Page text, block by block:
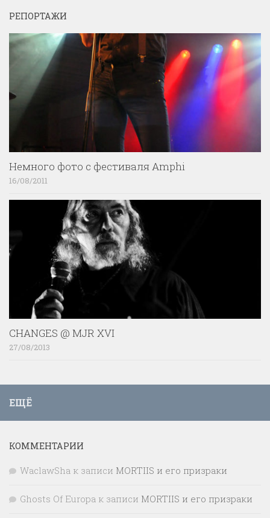
РЕПОРТАЖИ
Немного фото с фестиваля Amphi
16/08/2011
CHANGES @ MJR XVI
27/08/2013
ЕЩЁ
КОММЕНТАРИИ
WaclawSha к записи MORTIIS и его призраки
Ghosts Of Europa к записи MORTIIS и его призраки